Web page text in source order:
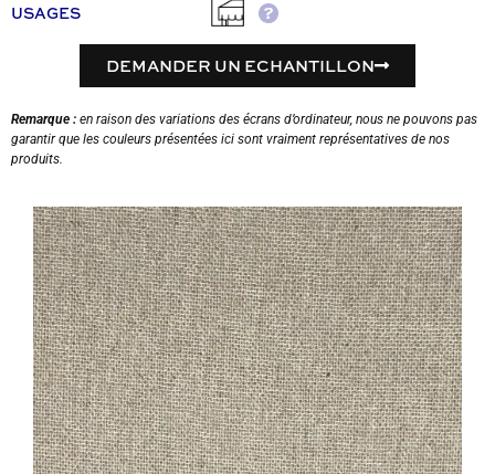
USAGES
DEMANDER UN ECHANTILLON
Remarque : en raison des variations des écrans d’ordinateur, nous ne pouvons pas
garantir que les couleurs présentées ici sont vraiment représentatives de nos
produits.